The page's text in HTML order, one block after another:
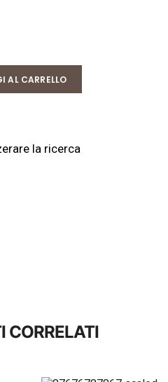
AL CARRELLO
la ricerca
CORRELATI